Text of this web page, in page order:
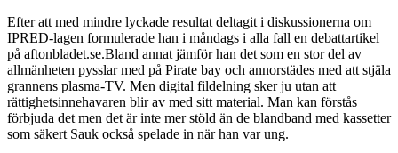
Efter att med mindre lyckade resultat deltagit i diskussionerna om
IPRED-lagen formulerade han i måndags i alla fall en debattartikel
på aftonbladet.se.Bland annat jämför han det som en stor del av
allmänheten pysslar med på Pirate bay och annorstädes med att stjäla
grannens plasma-TV. Men digital fildelning sker ju utan att
rättighetsinnehavaren blir av med sitt material. Man kan förstås
förbjuda det men det är inte mer stöld än de blandband med kassetter
som säkert Sauk också spelade in när han var ung.